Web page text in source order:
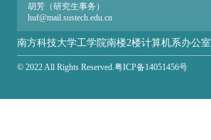
胡芳（研究生事务）
huf@mail.sustech.edu.cn
张爱（本科生事务）
zhanga@sustech.edu.cn
南方科技大学工学院南楼2楼计算机系办公室
© 2022 All Rights Reserved.粤ICP备14051456号